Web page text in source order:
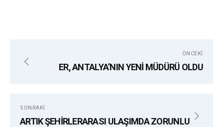
ÖNCEKI
ER, ANTALYA’NIN YENİ MÜDÜRÜ OLDU
SONRAKI
ARTIK ŞEHİRLERARASI ULAŞIMDA ZORUNLU